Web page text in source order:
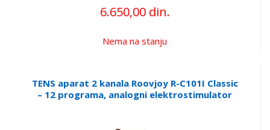
6.650,00 din.
Nema na stanju
TENS aparat 2 kanala Roovjoy R-C101I Classic
– 12 programa, analogni elektrostimulator